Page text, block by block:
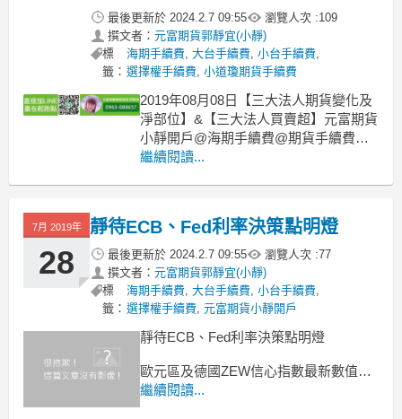
最後更新於 2024.2.7 09:55 瀏覽人次 :109
撰文者： 元富期貨郭靜宜(小靜)
標
籤：
海期手續費, 大台手續費, 小台手續費,
選擇權手續費, 小道瓊期貨手續費
2019年08月08日【三大法人期貨變化及
淨部位】&【三大法人買賣超】元富期貨
小靜開戶@海期手續費@期貨手續費@
優惠洽詢
繼續閱讀...
7月 2019年
28
靜待ECB、Fed利率決策點明燈
最後更新於 2024.2.7 09:55 瀏覽人次 :77
撰文者： 元富期貨郭靜宜(小靜)
標
籤：
海期手續費, 大台手續費, 小台手續費,
選擇權手續費, 元富期貨小靜開戶
靜待ECB、Fed利率決策點明燈
歐元區及德國ZEW信心指數最新數值
為-20.3及-24.5，皆較前值的20.2及-21.1
繼續閱讀...